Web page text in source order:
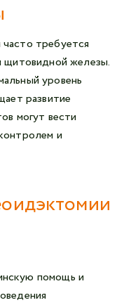
требуется
щитовидной железы.
уровень
развитие
могут вести
и
помощь и